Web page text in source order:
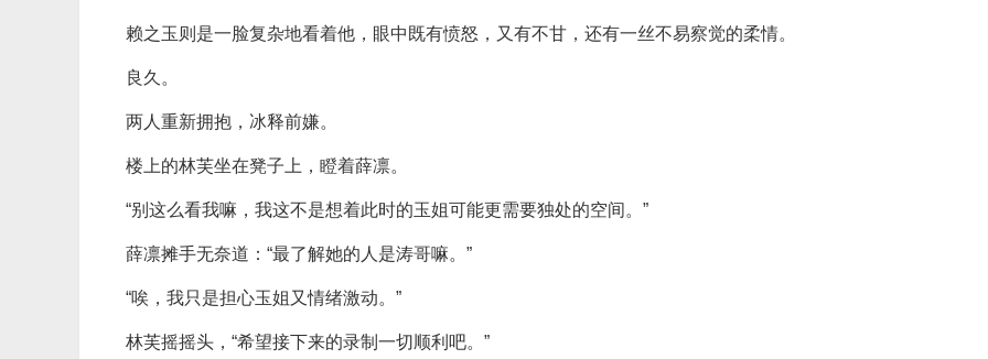
赖之玉则是一脸复杂地看着他，眼中既有愤怒，又有不甘，还有一丝不易察觉的柔情。
良久。
两人重新拥抱，冰释前嫌。
楼上的林芙坐在凳子上，瞪着薛凛。
“别这么看我嘛，我这不是想着此时的玉姐可能更需要独处的空间。”
薛凛摊手无奈道：“最了解她的人是涛哥嘛。”
“唉，我只是担心玉姐又情绪激动。”
林芙摇摇头，“希望接下来的录制一切顺利吧。”